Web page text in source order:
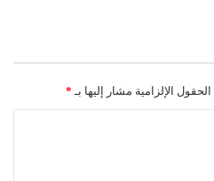
الحقول الإلزامية مشار إليها بـ *